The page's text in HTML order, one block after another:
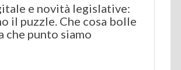
e novità legislative:
il puzzle. Che cosa bolle
che punto siamo